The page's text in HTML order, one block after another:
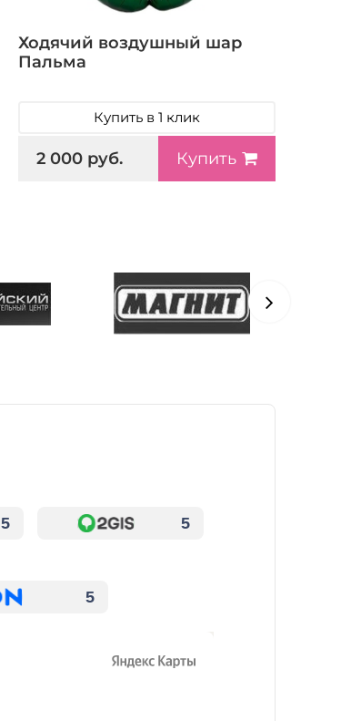
Ходячий воздушный шар
Пальма
Купить в 1 клик
2 000 руб. Купить
5 5
5